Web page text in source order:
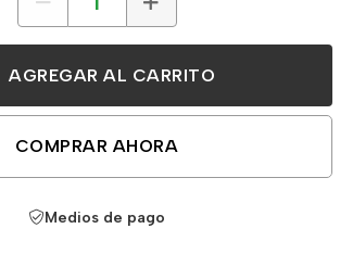
AGREGAR AL CARRITO
COMPRAR AHORA
Medios de pago